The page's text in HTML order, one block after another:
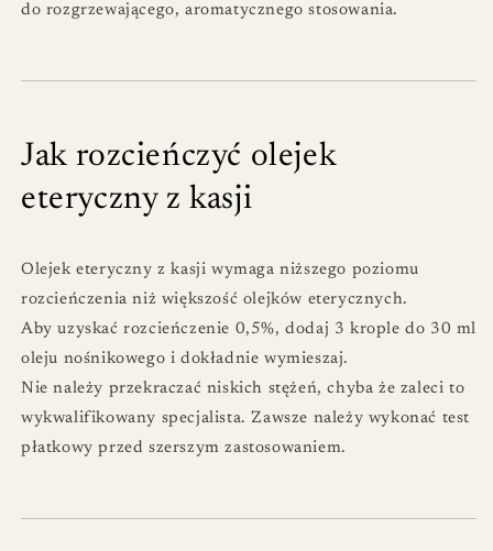
do rozgrzewającego, aromatycznego stosowania.
Jak rozcieńczyć olejek
eteryczny z kasji
Olejek eteryczny z kasji wymaga niższego poziomu
rozcieńczenia niż większość olejków eterycznych.
Aby uzyskać rozcieńczenie 0,5%, dodaj 3 krople do 30 ml
oleju nośnikowego i dokładnie wymieszaj.
Nie należy przekraczać niskich stężeń, chyba że zaleci to
wykwalifikowany specjalista. Zawsze należy wykonać test
płatkowy przed szerszym zastosowaniem.